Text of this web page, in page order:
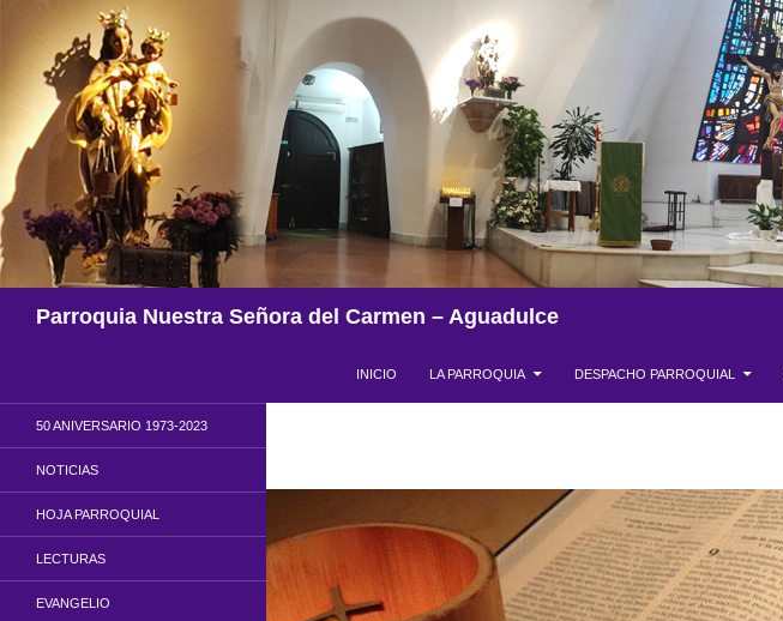
contenido
Parroquia Nuestra Señora del Carmen – Aguadulce
INICIO LA PARROQUIA DESPACHO PARROQUIAL
50 ANIVERSARIO 1973-2023
NOTICIAS
HOJA PARROQUIAL
LECTURAS
EVANGELIO